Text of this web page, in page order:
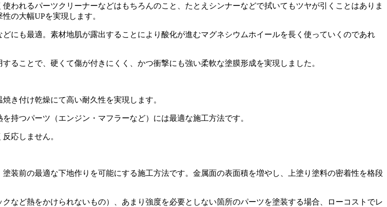
われるパーツクリーナーなどはもちろんのこと、たとえシンナーなどで拭いてもツヤが引くことはありま
の大幅UPを実現します。
にも最適。素材地肌が露出することにより酸化が進むマグネシウムホイールを長く使っていくのであれ
ことで、硬くて傷が付きにくく、かつ衝撃にも強い柔軟な塗膜形成を実現しました。
き付け乾燥にて高い耐久性を実現します。
持つパーツ（エンジン・マフラーなど）には最適な施工方法です。
応しません。
装前の最適な下地作りを可能にする施工方法です。金属面の表面積を増やし、上塗り塗料の密着性を格段
など熱をかけられないもの）、あまり強度を必要としない箇所のパーツを塗装する場合、ローコストでレ